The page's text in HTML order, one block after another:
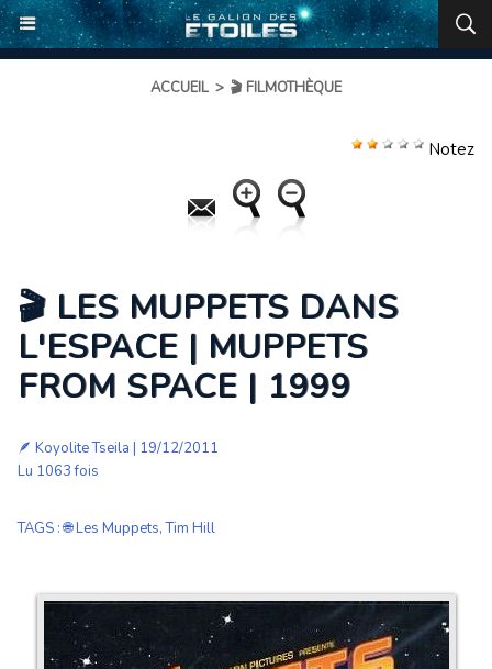
ACCUEIL > 🎬 FILMOTHÈQUE
Notez
🎬 LES MUPPETS DANS
L'ESPACE | MUPPETS
FROM SPACE | 1999
🪶 Koyolite Tseila | 19/12/2011
Lu 1063 fois
TAGS :🌐 Les Muppets,Tim Hill